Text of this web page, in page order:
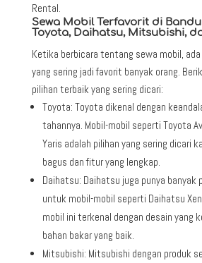
Rental.
Sewa Mobil Terfavorit di
Toyota, Daihatsu, Mitsubishi,
Ketika berbicara tentang sewa mobil,
yang sering jadi favorit banyak orang.
pilihan terbaik yang sering dicari:
Toyota: Toyota dikenal dengan
tahannya. Mobil-mobil seperti Toyota
Yaris adalah pilihan yang sering dicari
bagus dan fitur yang lengkap.
Daihatsu: Daihatsu juga punya
untuk mobil-mobil seperti Daihatsu
mobil ini terkenal dengan desain yang
bahan bakar yang baik.
Mitsubishi: Mitsubishi dengan produk